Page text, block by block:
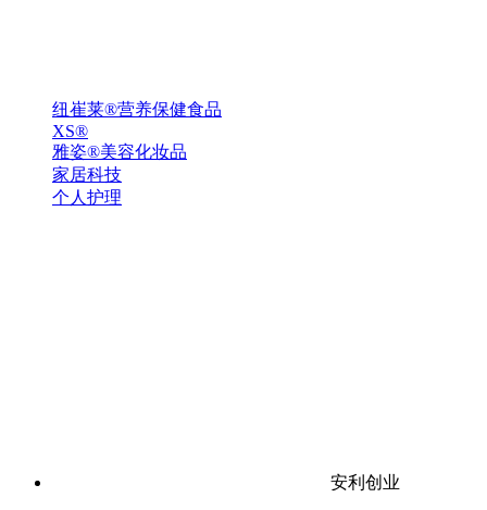
纽崔莱®营养保健食品
XS®
雅姿®美容化妆品
家居科技
个人护理
安利创业